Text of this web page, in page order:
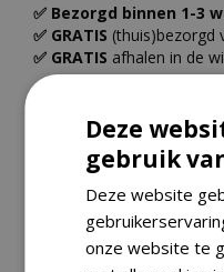
✅ Bezorgd binnen 1-3
✅ GRATIS (thuis)bezorgd
✅ GRATIS afhalen in de
Vul jouw postcode in:
Deze
gebruik
Deze website
onze website te